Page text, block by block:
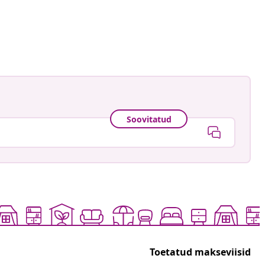
Soovitatud
Toetatud makseviisid